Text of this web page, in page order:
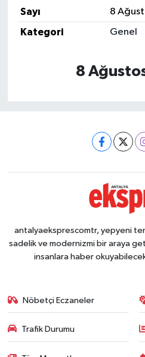
Sayı
8
Kategori
Genel
8
antalyaeksprescomtr, yepyeni
sadelik ve modernizmi bir araya
insanlara haber
Nöbetçi Eczaneler
Trafik Durumu
RESMİ İLAN